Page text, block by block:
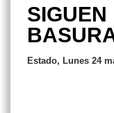
Estado, Lunes 24